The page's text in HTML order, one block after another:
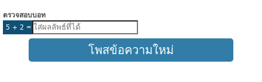
ตรวจสอบบอท